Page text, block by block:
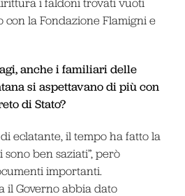
i faldoni trovati vuoti
con la Fondazione Flamigni e
anche i familiari delle
si aspettavano di più con
di Stato?
eclatante, il tempo ha fatto la
ben saziati”, però
importanti.
il Governo abbia dato